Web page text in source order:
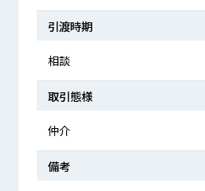
引渡時期
相談
取引態様
仲介
備考